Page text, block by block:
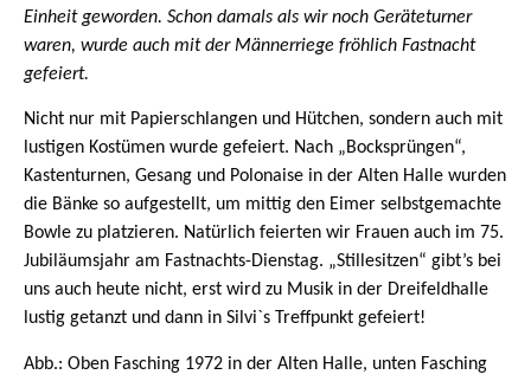
Einheit geworden. Schon damals als wir noch Geräteturner
waren, wurde auch mit der Männerriege fröhlich Fastnacht
gefeiert.
Nicht nur mit Papierschlangen und Hütchen, sondern auch mit
lustigen Kostümen wurde gefeiert. Nach „Bocksprüngen“,
Kastenturnen, Gesang und Polonaise in der Alten Halle wurden
die Bänke so aufgestellt, um mittig den Eimer selbstgemachte
Bowle zu platzieren. Natürlich feierten wir Frauen auch im 75.
Jubiläumsjahr am Fastnachts-Dienstag. „Stillesitzen“ gibt’s bei
uns auch heute nicht, erst wird zu Musik in der Dreifeldhalle
lustig getanzt und dann in Silvi`s Treffpunkt gefeiert!
Abb.: Oben Fasching 1972 in der Alten Halle, unten Fasching